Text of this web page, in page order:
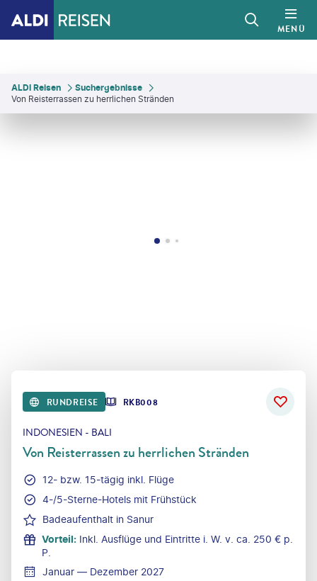
MENÜ
ALDI Reisen
Suchergebnisse
Von Reisterrassen zu herrlichen Stränden
RUNDREISE RKB008
INDONESIEN - BALI
Von Reisterrassen zu herrlichen Stränden
12- bzw. 15-tägig inkl. Flüge
4-/5-Sterne-Hotels mit Frühstück
Badeaufenthalt in Sanur
Vorteil: Inkl. Ausflüge und Eintritte i. W. v. ca. 250 € p.
P.
Januar — Dezember 2027